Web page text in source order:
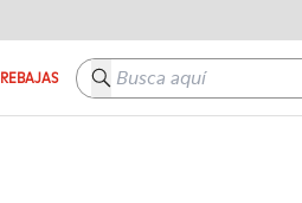
REBAJAS Busca aquí